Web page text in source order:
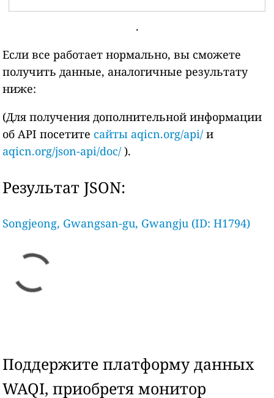
.
Если все работает нормально, вы сможете
получить данные, аналогичные результату
ниже:
(Для получения дополнительной информации
об API посетите сайты aqicn.org/api/ и
aqicn.org/json-api/doc/ ).
Результат JSON:
Songjeong, Gwangsan-gu, Gwangju (ID: H1794)
Поддержите платформу данных
WAQI, приобретя монитор